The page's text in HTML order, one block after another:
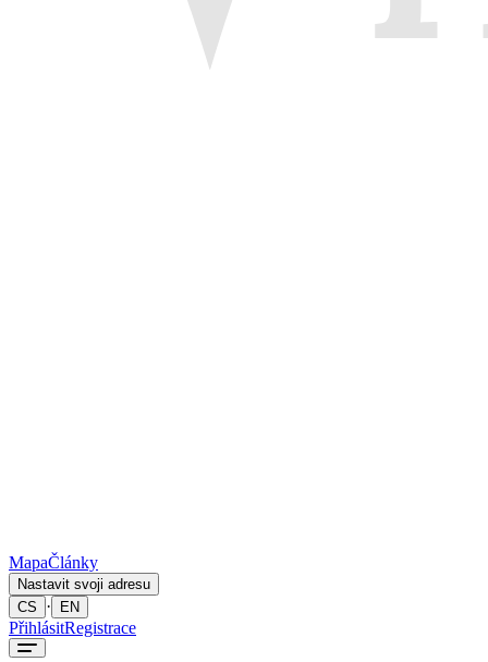
MapaČlánky
Nastavit svoji adresu
CS
· EN
PřihlásitRegistrace